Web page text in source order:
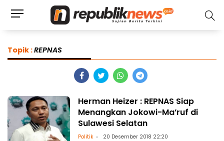
Topik :REPNAS
Herman Heizer : REPNAS Siap
Menangkan Jokowi-Ma’ruf di
Sulawesi Selatan
Politik 20 Desember 2018 22:20